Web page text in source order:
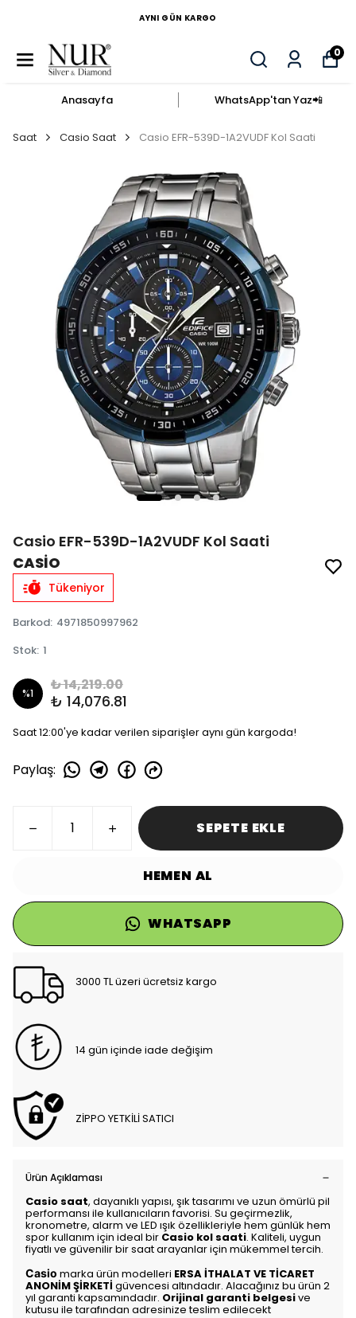
AYNI GÜN KARGO
0
Anasayfa WhatsApp'tan Yaz​📲​
Saat Casio Saat Casio EFR-539D-1A2VUDF Kol Saati
Casio EFR-539D-1A2VUDF Kol Saati
CASİO
Tükeniyor
Barkod: 4971850997962
Stok: 1
%1 ₺ 14,219.00
₺ 14,076.81
Saat 12:00'ye kadar verilen siparişler aynı gün kargoda!
Paylaş:
SEPETE EKLE
HEMEN AL
WHATSAPP
3000 TL üzeri ücretsiz kargo
14 gün içinde iade değişim
ZİPPO YETKİLİ SATICI
Ürün Açıklaması
Casio saat, dayanıklı yapısı, şık tasarımı ve uzun ömürlü pil
performansı ile kullanıcıların favorisi. Su geçirmezlik,
kronometre, alarm ve LED ışık özellikleriyle hem günlük hem
spor kullanım için ideal bir Casio kol saati. Kaliteli, uygun
fiyatlı ve güvenilir bir saat arayanlar için mükemmel tercih.
Casio marka ürün modelleri ERSA İTHALAT VE TİCARET
ANONİM ŞİRKETİ güvencesi altındadır. Alacağınız bu ürün 2
yıl garanti kapsamındadır. Orijinal garanti belgesive
kutusu ile tarafından adresinize teslim edilecekt